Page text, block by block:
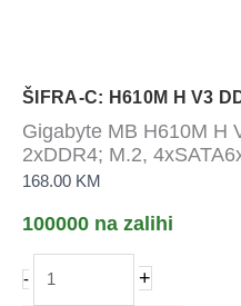
ŠIFRA-C: H610M H V3
Gigabyte MB H610M H
2xDDR4; M.2,
168.00 KM
100000 na zalihi
-
MB
+